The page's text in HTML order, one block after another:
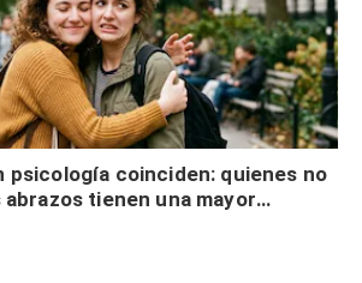
psicología coinciden: quienes no
tienen una mayor
estímulos físicos y no es por